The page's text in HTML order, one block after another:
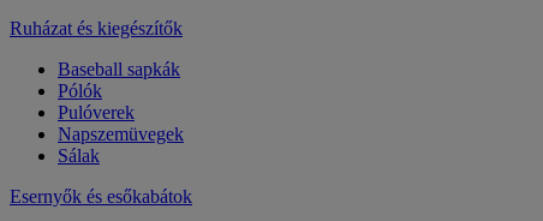
Ruházat és kiegészítők
Baseball sapkák
Pólók
Pulóverek
Napszemüvegek
Sálak
Esernyők és esőkabátok